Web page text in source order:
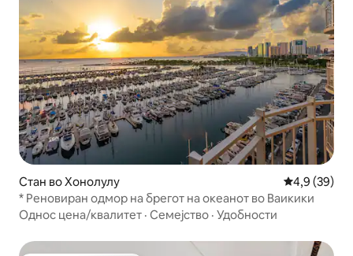
Стан во Хонолулу Просечна
4,9 (39)
* Реновиран одмор на брегот на океанот во Ваикики
Однос цена/квалитет · Семејство · Удобности